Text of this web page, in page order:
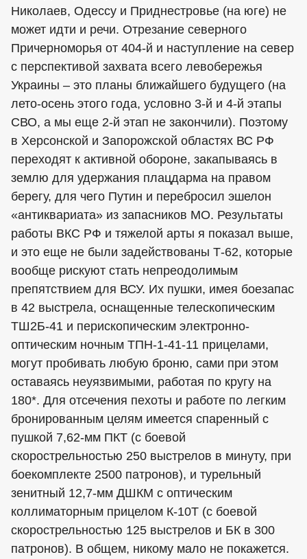
Николаев, Одессу и Приднестровье (на юге) не
может идти и речи. Отрезание северного
Причерноморья от 404-й и наступление на север
с перспективой захвата всего левобережья
Украины – это планы ближайшего будущего (на
лето-осень этого года, условно 3-й и 4-й этапы
СВО, а мы еще 2-й этап не закончили). Поэтому
в Херсонской и Запорожской областях ВС РФ
переходят к активной обороне, закапываясь в
землю для удержания плацдарма на правом
берегу, для чего Путин и перебросил эшелон
«антиквариата» из запасников МО. Результаты
работы ВКС РФ и тяжелой арты я показал выше,
и это еще не были задействованы Т-62, которые
вообще рискуют стать непреодолимым
препятствием для ВСУ. Их пушки, имея боезапас
в 42 выстрела, оснащенные телескопическим
ТШ2Б-41 и перископическим электронно-
оптическим ночным ТПН-1-41-11 прицелами,
могут пробивать любую броню, сами при этом
оставаясь неуязвимыми, работая по кругу на
180*. Для отсечения пехоты и работе по легким
бронированным целям имеется спаренный с
пушкой 7,62-мм ПКТ (с боевой
скорострельностью 250 выстрелов в минуту, при
боекомплекте 2500 патронов), и турельный
зенитный 12,7-мм ДШКМ с оптическим
коллиматорным прицелом К-10Т (с боевой
скорострельностью 125 выстрелов и БК в 300
патронов). В общем, никому мало не покажется.